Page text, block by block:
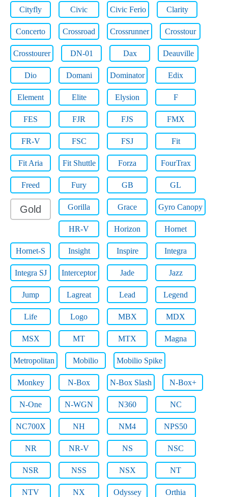
Cityfly Civic Civic Ferio Clarity
Concerto Crossroad Crossrunner Crosstour
Crosstourer DN-01 Dax Deauville
Dio Domani Dominator Edix
Element Elite Elysion F
FES FJR FJS FMX
FR-V FSC FSJ Fit
Fit Aria Fit Shuttle Forza FourTrax
Freed Fury GB GL
Gold Gorilla Grace Gyro Canopy
HR-V Horizon Hornet
Hornet-S Insight Inspire Integra
Integra SJ Interceptor Jade Jazz
Jump Lagreat Lead Legend
Life Logo MBX MDX
MSX MT MTX Magna
Metropolitan Mobilio Mobilio Spike
Monkey N-Box N-Box Slash N-Box+
N-One N-WGN N360 NC
NC700X NH NM4 NPS50
NR NR-V NS NSC
NSR NSS NSX NT
NTV NX Odyssey Orthia